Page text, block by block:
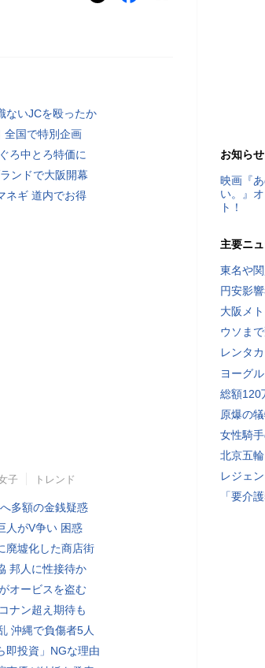
ないJCを殴ったか
全国で特別企画
ろ中とろ特価に
ンドで大阪開幕
ネギ 道内でお得
子 トレンド
多額の金銭疑惑
人がV争い 困惑
廃墟化した商店街
邦人に性接待か
オービスを盗む
ナン超え期待も
沖縄で負傷者5人
即投資」NGな理由
お知らせ
映画『
い。』
ト！
主要ニ
東名や
円安影
大阪メ
ウソま
レンタ
ヨーグ
総額120
原爆の
女性騎
北京五
レジェ
「要介